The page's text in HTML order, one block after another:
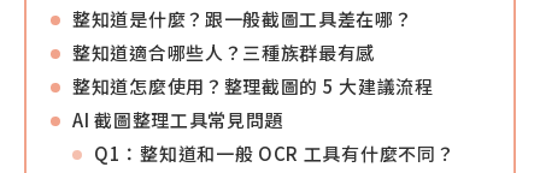
整知道是什麼？跟一般截圖工具差在哪？
整知道適合哪些人？三種族群最有感
整知道怎麼使用？整理截圖的 5 大建議流程
AI 截圖整理工具常見問題
Q1：整知道和一般 OCR 工具有什麼不同？